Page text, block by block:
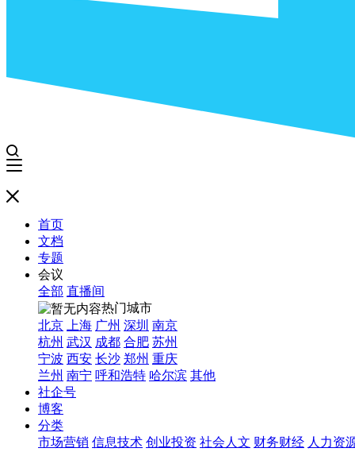
首页
文档
专题
会议
全部 直播间
热门城市
北京
上海 广州 深圳 南京
杭州 武汉 成都 合肥 苏州
宁波 西安 长沙 郑州 重庆
兰州 南宁 呼和浩特 哈尔滨 其他
社企号
博客
分类
市场营销 信息技术 创业投资 社会人文 财务财经 人力资